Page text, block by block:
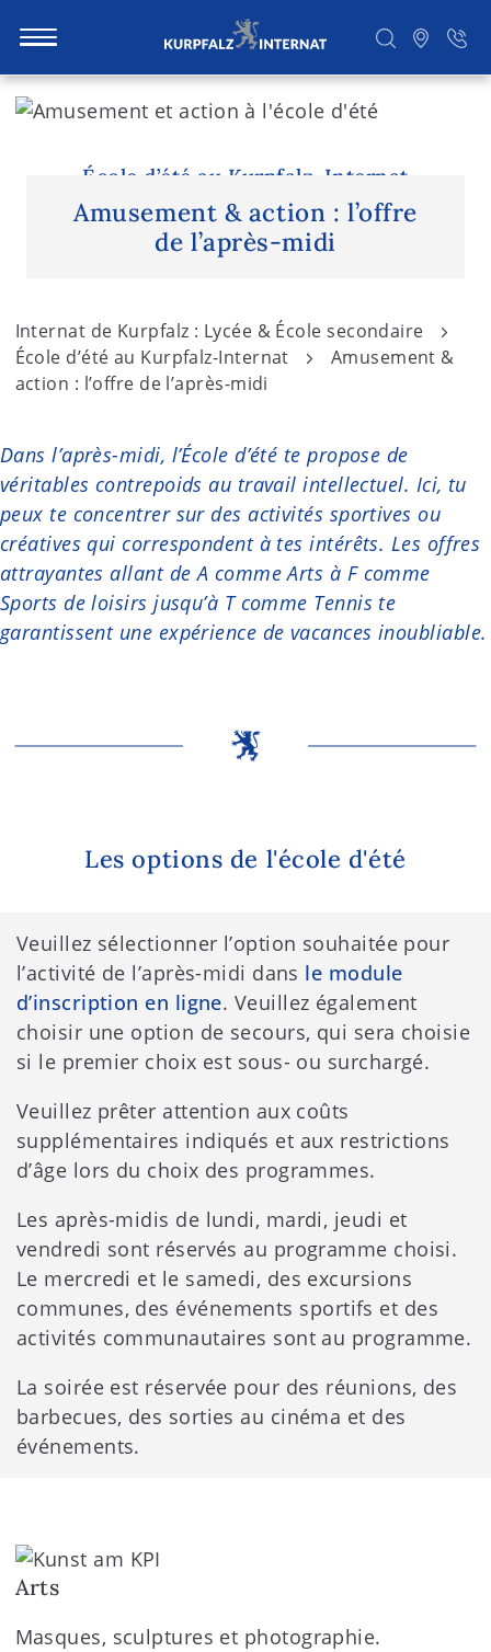
S
t
Rechercher
École d’été au Kurpfalz-Internat
Amusement & action : l’offre
de l’après-midi
Internat de Kurpfalz : Lycée & École secondaire
École d’été au Kurpfalz-Internat
Amusement &
action : l’offre de l’après-midi
Dans l’après-midi, l’École d’été te propose de
véritables contrepoids au travail intellectuel. Ici, tu
peux te concentrer sur des activités sportives ou
créatives qui correspondent à tes intérêts. Les offres
attrayantes allant de A comme Arts à F comme
Sports de loisirs jusqu’à T comme Tennis te
garantissent une expérience de vacances inoubliable.
Les options de l'école d'été
Veuillez sélectionner l’option souhaitée pour
l’activité de l’après-midi dans le module
d’inscription en ligne. Veuillez également
choisir une option de secours, qui sera choisie
si le premier choix est sous- ou surchargé.
Veuillez prêter attention aux coûts
supplémentaires indiqués et aux restrictions
d’âge lors du choix des programmes.
Les après-midis de lundi, mardi, jeudi et
vendredi sont réservés au programme choisi.
Le mercredi et le samedi, des excursions
communes, des événements sportifs et des
activités communautaires sont au programme.
La soirée est réservée pour des réunions, des
barbecues, des sorties au cinéma et des
événements.
Arts
Masques, sculptures et photographie.